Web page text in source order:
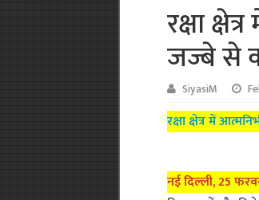
रक्षा
जज्बे से
SiyasiM
रक्षा क्षेत्र में
नई दिल्ली, 25